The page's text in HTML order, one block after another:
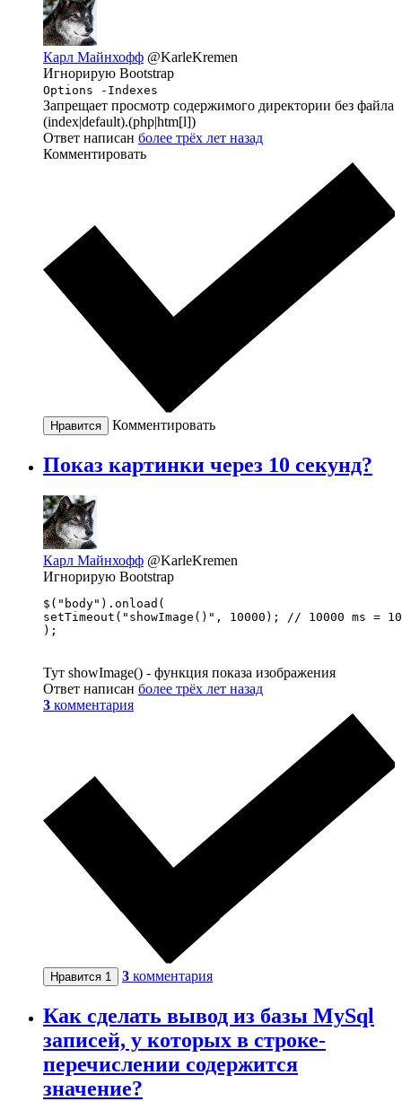
Карл Майнхофф @KarleKremen
Игнорирую Bootstrap
Options -Indexes
Запрещает просмотр содержимого директории без файла
(index|default).(php|htm[l])
Ответ написан более трёх лет назад
Комментировать
Нравится Комментировать
Показ картинки через 10 секунд?
Карл Майнхофф @KarleKremen
Игнорирую Bootstrap
$("body").onload(
setTimeout("showImage()", 10000); // 10000 ms =
);
Тут showImage() - функция показа изображения
Ответ написан более трёх лет назад
3 комментария
Нравится 1 3 комментария
Как сделать вывод из базы MySql
записей, у которых в строке-
перечислении содержится
значение?